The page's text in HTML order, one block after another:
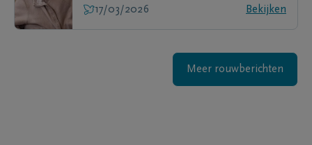
17/03/2026
Bekijken
Meer rouwberichten